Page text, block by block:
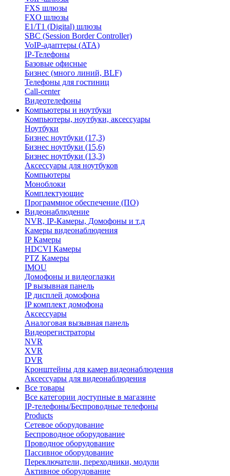
FXS шлюзы
FXO шлюзы
E1/T1 (Digital) шлюзы
SBC (Session Border Controller)
VoIP-адаптеры (ATA)
IP-Телефоны
Базовые офисные
Бизнес (много линий, BLF)
Телефоны для гостиниц
Call-center
Видеотелефоны
Компьютеры и ноутбуки
Компьютеры, ноутбуки, аксессуары
Ноутбуки
Бизнес ноутбуки (17,3)
Бизнес ноутбуки (15,6)
Бизнес ноутбуки (13,3)
Аксессуары для ноутбуков
Компьютеры
Моноблоки
Комплектующие
Программное обеспечение (ПО)
Видеонаблюдение
NVR, IP-Камеры, Домофоны и т.д
Камеры видеонаблюдения
IP Камеры
HDCVI Камеры
PTZ Камеры
IMOU
Домофоны и видеоглазки
IP вызывная панель
IP дисплей домофона
IP комплект домофона
Аксессуары
Аналоговая вызывная панель
Видеорегистраторы
NVR
XVR
DVR
Кронштейны для камер видеонаблюдения
Аксессуары для видеонаблюдения
Все товары
Все категории доступные в магазине
IP-телефоны/Беспроводные телефоны
Products
Сетевое оборудование
Беспроводное оборудование
Проводное оборудование
Пассивное оборудование
Переключатели, переходники, модули
Активное оборудование